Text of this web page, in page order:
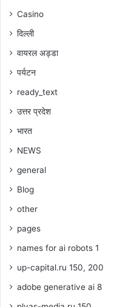
Casino
दिल्ली
वायरल अड्डा
पर्यटन
ready_text
उत्तर प्रदेश
भारत
NEWS
general
Blog
other
pages
names for ai robots 1
up-capital.ru 150, 200
adobe generative ai 8